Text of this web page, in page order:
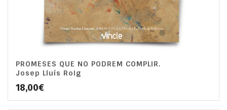
PROMESES QUE NO PODREM COMPLIR.
Josep Lluís Roig
18,00€